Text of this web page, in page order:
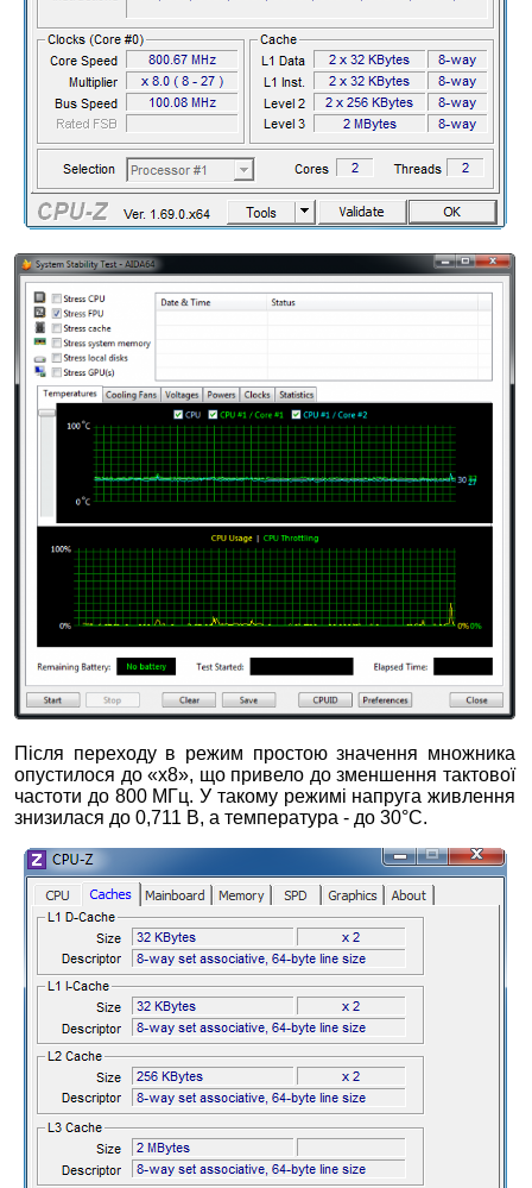
Після переходу в режим простою значення множника
опустилося до «х8», що привело до зменшення тактової
частоти до 800 МГц. У такому режимі напруга живлення
знизилася до 0,711 В, а температура - до 30°С.